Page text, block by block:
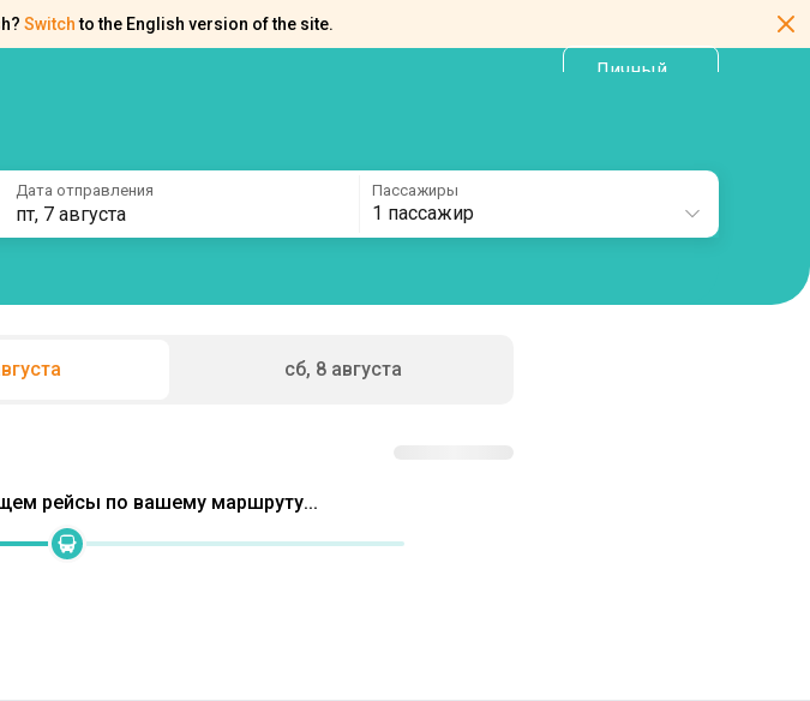
Switch to the English version of the site.
Личный
Дата отправления
пт, 7 августа
Пассажиры
1 пассажир
сб, 8 августа